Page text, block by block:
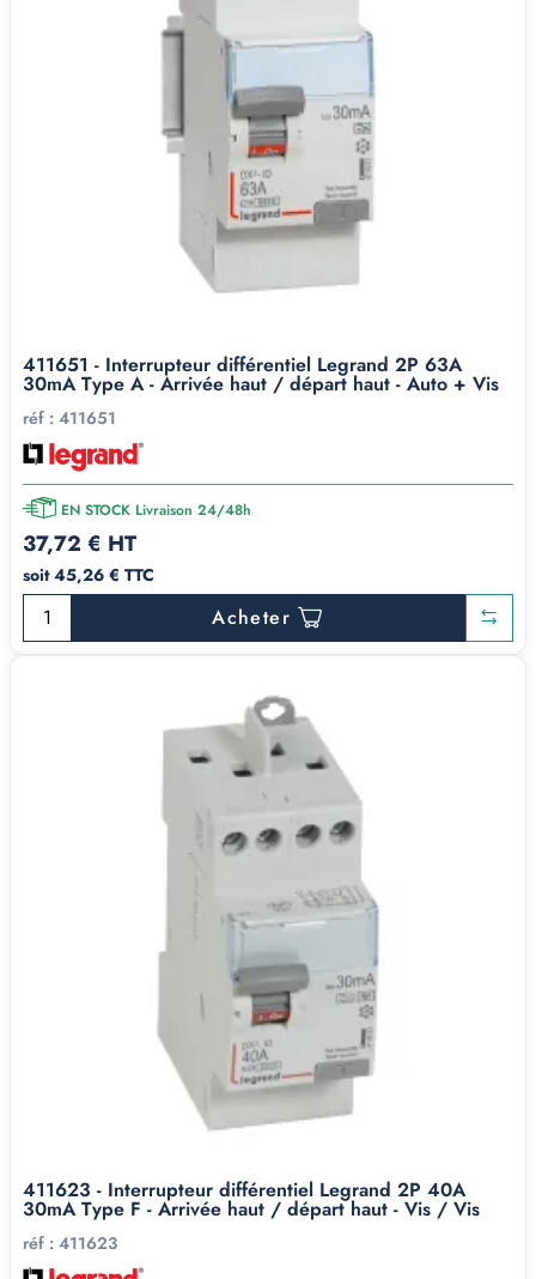
411651 - Interrupteur différentiel Legrand 2P 63A
30mA Type A - Arrivée haut / départ haut - Auto + Vis
réf : 411651
EN STOCK Livraison 24/48h
37,72 € HT
soit 45,26 € TTC
Acheter
411623 - Interrupteur différentiel Legrand 2P 40A
30mA Type F - Arrivée haut / départ haut - Vis / Vis
réf : 411623